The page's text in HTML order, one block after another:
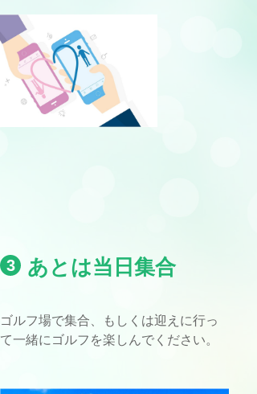
3 あとは当日集合
ゴルフ場で集合、もしくは迎えに行っ
て一緒にゴルフを楽しんでください。